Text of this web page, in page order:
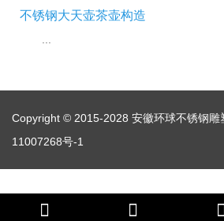
不锈钢大天壶茶壶构造
...
Copyright © 2015-2028 安徽环球不锈钢雕
11007268号-1